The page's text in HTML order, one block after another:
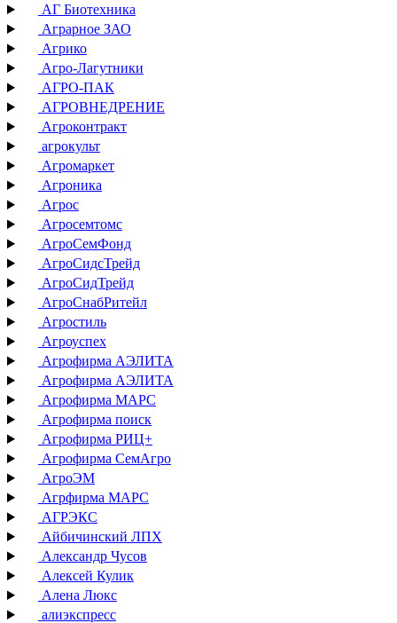
АГ Биотехника
Аграрное ЗАО
Агрико
Агро-Лагутники
АГРО-ПАК
АГРОВНЕДРЕНИЕ
Агроконтракт
агрокульт
Агромаркет
Агроника
Агрос
Агросемтомс
АгроСемФонд
АгроСидсТрейд
АгроСидТрейд
АгроСнабРитейл
Агростиль
Агроуспех
Агрофирма АЭЛИТА
Агрофирма АЭЛИТА
Агрофирма МАРС
Агрофирма поиск
Агрофирма РИЦ+
Агрофирма СемАгро
АгроЭМ
Агрфирма МАРС
АГРЭКС
Айбичинский ЛПХ
Александр Чусов
Алексей Кулик
Алена Люкс
алиэкспресс